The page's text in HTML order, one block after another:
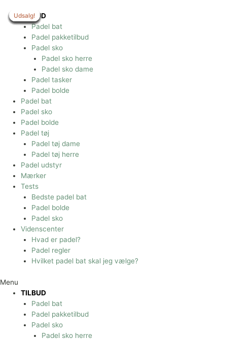
indholdet
TILBUD
Padel bat
Padel pakketilbud
Padel sko
Padel sko herre
Padel sko dame
Padel tasker
Padel bolde
Padel bat
Padel sko
Padel bolde
Padel tøj
Padel tøj dame
Padel tøj herre
Padel udstyr
Mærker
Tests
Bedste padel bat
Padel bolde
Padel sko
Videnscenter
Hvad er padel?
Padel regler
Hvilket padel bat skal jeg vælge?
Menu
TILBUD
Padel bat
Padel pakketilbud
Padel sko
Padel sko herre
Udsalg!
Udsalg!
Udsalg!
Udsalg!
Udsalg!
Udsalg!
Udsalg!
Udsalg!
Udsalg!